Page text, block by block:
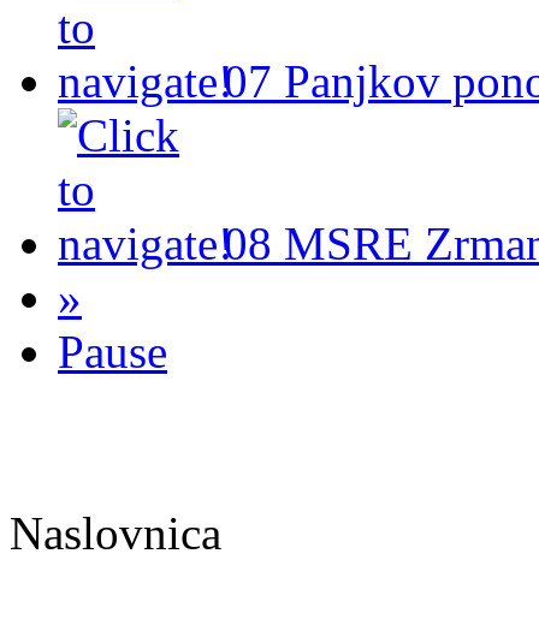
07 Panjkov
08 MSRE
»
Pause
Naslovnica